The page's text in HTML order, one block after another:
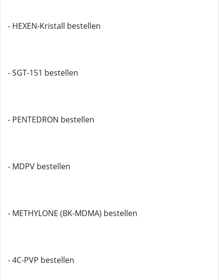
- HEXEN-Kristall bestellen
- SGT-151 bestellen
- PENTEDRON bestellen
- MDPV bestellen
- METHYLONE (BK-MDMA) bestellen
- 4C-PVP bestellen